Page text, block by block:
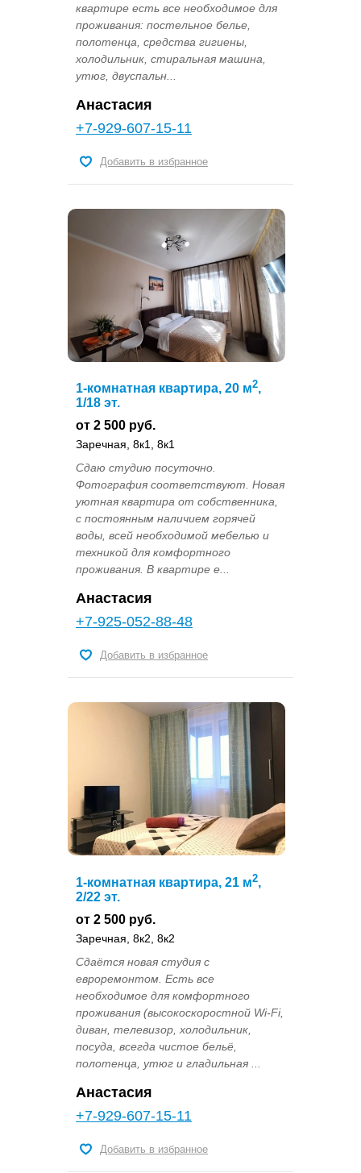
квартире есть все необходимое для
проживания: постельное белье,
полотенца, средства гигиены,
холодильник, стиральная машина,
утюг, двуспальн...
Анастасия
+7-929-607-15-11
Добавить в избранное
1-комнатная квартира, 20 м2,
1/18 эт.
от 2 500 руб.
Заречная, 8к1, 8к1
Сдаю студию посуточно.
Фотография соответствуют. Новая
уютная квартира от собственника,
с постоянным наличием горячей
воды, всей необходимой мебелью и
техникой для комфортного
проживания. В квартире е...
Анастасия
+7-925-052-88-48
Добавить в избранное
1-комнатная квартира, 21 м2,
2/22 эт.
от 2 500 руб.
Заречная, 8к2, 8к2
Сдаётся новая студия с
евроремонтом. Есть все
необходимое для комфортного
проживания (высокоскоростной Wi-Fi,
диван, телевизор, холодильник,
посуда, всегда чистое бельё,
полотенца, утюг и гладильная ...
Анастасия
+7-929-607-15-11
Добавить в избранное